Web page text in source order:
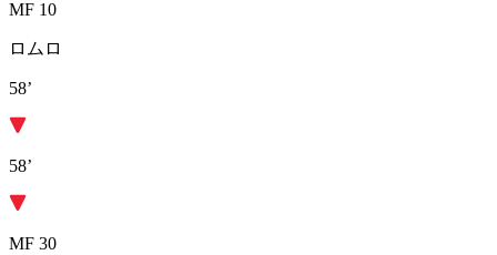
MF 10
ロムロ
58’
58’
MF 30